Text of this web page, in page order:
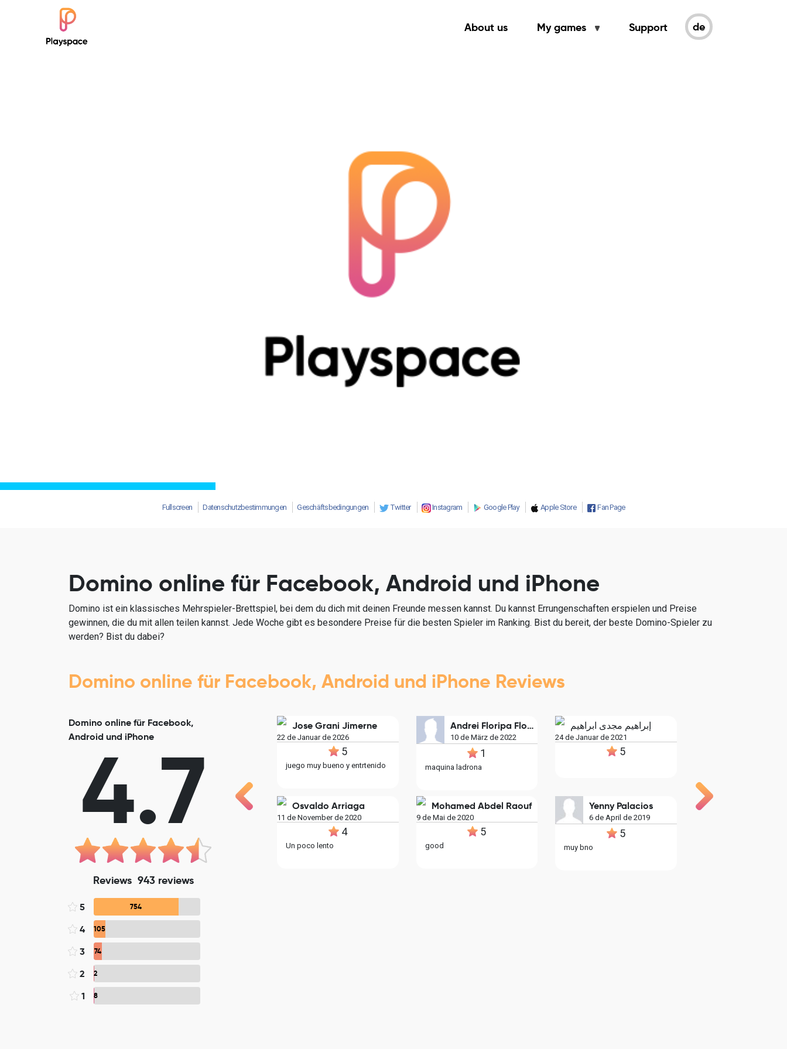
About us My games Support de
Domino online für Facebook, Android und iPhone
Domino ist ein klassisches Mehrspieler-Brettspiel, bei dem du dich mit deinen Freunde messen kannst. Du kannst Errungenschaften erspielen und Preise
gewinnen, die du mit allen teilen kannst. Jede Woche gibt es besondere Preise für die besten Spieler im Ranking. Bist du bereit, der beste Domino-Spieler zu
werden? Bist du dabei?
Domino online für Facebook, Android und iPhone Reviews
Domino online für Facebook,
Android und iPhone
4.7
Reviews 943reviews
5 754
4 105
3 74
2 2
1 8
Jose Grani Jimerne
22 de Januar de 2026
5
juego muy bueno y entrtenido
Andrei Floripa Floripa
10 de März de 2022
1
maquina ladrona
إبراهيم مجدى ابراهيم
24 de Januar de 2021
5
Osvaldo Arriaga
11 de November de 2020
4
Un poco lento
Mohamed Abdel Raouf
9 de Mai de 2020
5
good
Yenny Palacios
6 de April de 2019
5
muy bno